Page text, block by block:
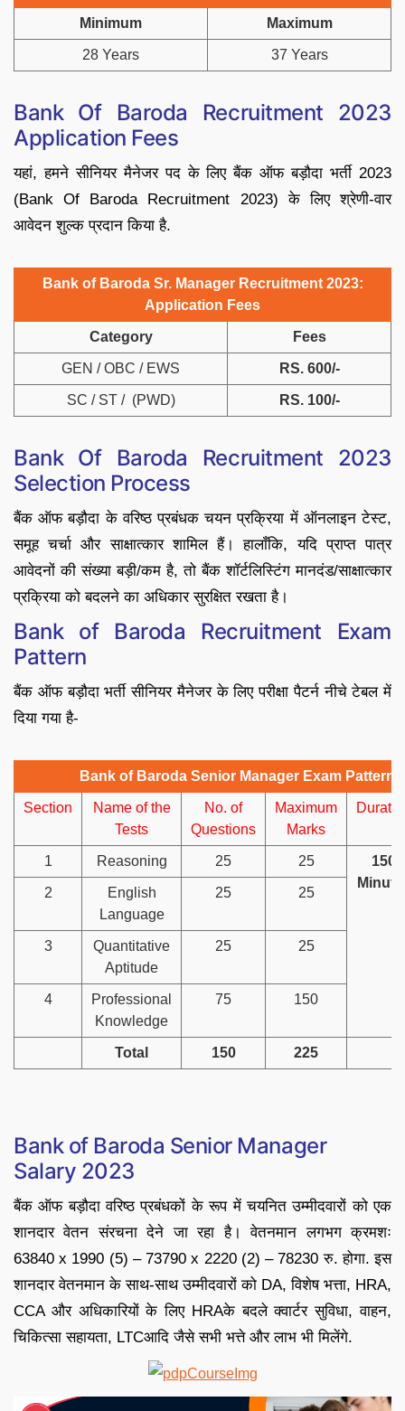
Minimum Maximum
28 Years 37 Years
Bank Of Baroda Recruitment 2023
Application Fees
यहां, हमने सीनियर मैनेजर पद के लिए बैंक ऑफ बड़ौदा भर्ती 2023
(Bank Of Baroda Recruitment 2023) के लिए श्रेणी-वार
आवेदन शुल्क प्रदान किया है.
Bank of Baroda Sr. Manager Recruitment 2023:
Application Fees
Category Fees
GEN / OBC / EWS RS. 600/-
SC / ST / (PWD) RS. 100/-
Bank Of Baroda Recruitment 2023
Selection Process
बैंक ऑफ बड़ौदा के वरिष्ठ प्रबंधक चयन प्रक्रिया में ऑनलाइन टेस्ट,
समूह चर्चा और साक्षात्कार शामिल हैं। हालाँकि, यदि प्राप्त पात्र
आवेदनों की संख्या बड़ी/कम है, तो बैंक शॉर्टलिस्टिंग मानदंड/साक्षात्कार
प्रक्रिया को बदलने का अधिकार सुरक्षित रखता है।
Bank of Baroda Recruitment Exam
Pattern
बैंक ऑफ बड़ौदा भर्ती सीनियर मैनेजर के लिए परीक्षा पैटर्न नीचे टेबल में
दिया गया है-
Bank of Baroda Senior Manager Exam Pattern
Section
Name of the
Tests
No. of
Questions
Maximum
Marks
1 Reasoning 25 25
150
2
English
Language
25 25
3
Quantitative
Aptitude
25 25
4
Professional
Knowledge
75 150
Total 150 225
Bank of Baroda Senior Manager
Salary 2023
बैंक ऑफ बड़ौदा वरिष्ठ प्रबंधकों के रूप में चयनित उम्मीदवारों को एक
शानदार वेतन संरचना देने जा रहा है। वेतनमान लगभग क्रमशः
63840 x 1990 (5) – 73790 x 2220 (2) – 78230 रु. होगा. इस
शानदार वेतनमान के साथ-साथ उम्मीदवारों को DA, विशेष भत्ता, HRA,
CCA और अधिकारियों के लिए HRAके बदले क्वार्टर सुविधा, वाहन,
चिकित्सा सहायता, LTCआदि जैसे सभी भत्ते और लाभ भी मिलेंगे.